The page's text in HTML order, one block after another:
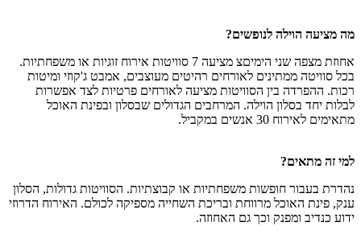
מה מציעה הוילה לנופשים?
אחוזת מצפה שני הימיםצ מציעה 7 סוויטות אירוח זוגיות או משפחתיות.
בכל סוויטה ממתינים לאורחים רהיטים מעוצבים, אמבט ג'קוזי ומיטות
רכות. ההפרדה בין הסוויטות מציעה לאורחים פרטיות לצד אפשרות
לבלות יחד בסלון הוילה. המרחבים הגדולים שבסלון ובפינת האוכל
מתאימים לאירוח 30 אנשים במקביל.
למי זה מתאים?
נהדרת בעבור חופשות משפחתיות או קבוצתיות. הסוויטות גדולות, הסלון
ענק, פינת האוכל מרווחת ובריכת השחייה מספיקה לכולם. האירוח הדרוזי
ידוע כנדיב ומפנק וכך גם האחוזה.